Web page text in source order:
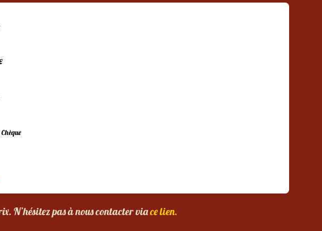
N’hésitez pas à nous contacter viace lien.